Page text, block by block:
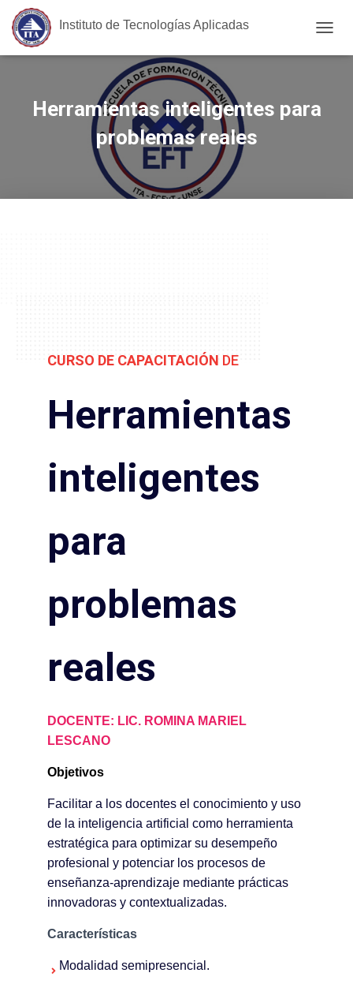
Instituto de Tecnologías Aplicadas
A
D
Herramientas inteligentes para
problemas reales
CURSO DE CAPACITACIÓN DE
Herramientas
inteligentes
para
problemas
reales
DOCENTE: LIC. ROMINA MARIEL
LESCANO
Objetivos
Facilitar a los docentes el conocimiento y uso
de la inteligencia artificial como herramienta
estratégica para optimizar su desempeño
profesional y potenciar los procesos de
enseñanza-aprendizaje mediante prácticas
innovadoras y contextualizadas.
Características
Modalidad semipresencial.